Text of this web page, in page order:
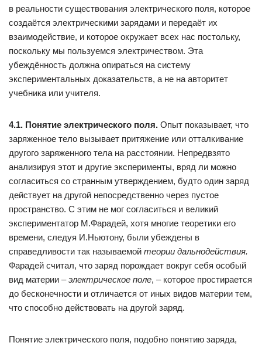
в реальности существования электрического поля, которое
создаётся электрическими зарядами и передаёт их
взаимодействие, и которое окружает всех нас постольку,
поскольку мы пользуемся электричеством. Эта
убеждённость должна опираться на систему
экспериментальных доказательств, а не на авторитет
учебника или учителя.
4.1. Понятие электрического поля. Опыт показывает, что
заряженное тело вызывает притяжение или отталкивание
другого заряженного тела на расстоянии. Непредвзято
анализируя этот и другие эксперименты, вряд ли можно
согласиться со странным утверждением, будто один заряд
действует на другой непосредственно через пустое
пространство. С этим не мог согласиться и великий
экспериментатор М.Фарадей, хотя многие теоретики его
времени, следуя И.Ньютону, были убеждены в
справедливости так называемой теории дальнодействия.
Фарадей считал, что заряд порождает вокруг себя особый
вид материи –электрическое поле, – которое простирается
до бесконечности и отличается от иных видов материи тем,
что способно действовать на другой заряд.
Понятие электрического поля, подобно понятию заряда,